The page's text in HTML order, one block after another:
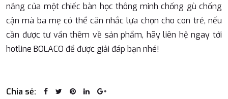
năng của một chiếc bàn học thông minh chống gù chống
cận mà ba mẹ có thể cân nhắc lựa chọn cho con trẻ, nếu
cần được tư vấn thêm về sản phẩm, hãy liên hệ ngay tới
hotline BOLACO để được giải đáp bạn nhé!
Chia sẻ: